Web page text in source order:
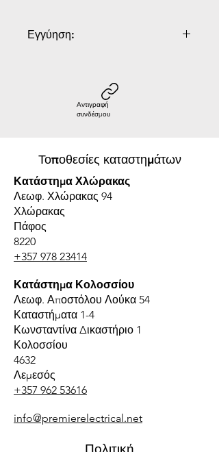
Εγγύηση:
Αντιγραφή
συνδέσμου
Τοποθεσίες καταστημάτων
Κατάστημα Χλώρακας
Λεωφ. Χλώρακας 94
Χλώρακας
Πάφος
8220
+357 978 23414
Κατάστημα Κολοσσίου
Λεωφ. Αποστόλου Λούκα 54
Καταστήματα 1-4
Κωνσταντίνα Δικαστήριο 1
Κολοσσίου
4632
Λεμεσός
+357 962 53616
info@premierelectrical.net